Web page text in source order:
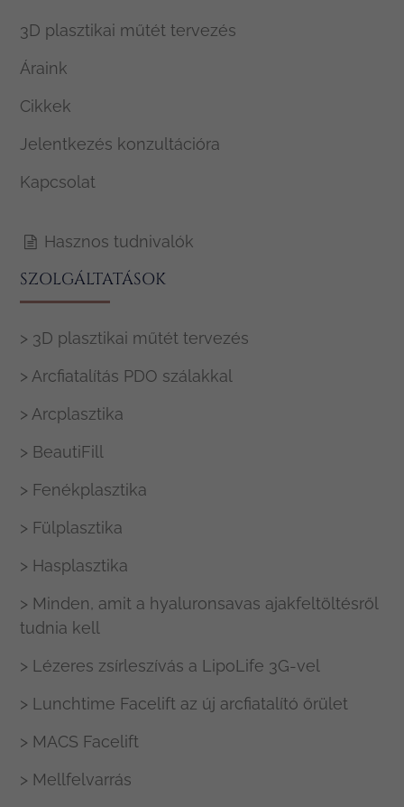
3D plasztikai műtét tervezés
Áraink
Cikkek
Jelentkezés konzultációra
Kapcsolat
Hasznos tudnivalók
SZOLGÁLTATÁSOK
> 3D plasztikai műtét tervezés
> Arcfiatalítás PDO szálakkal
> Arcplasztika
> BeautiFill
> Fenékplasztika
> Fülplasztika
> Hasplasztika
> Minden, amit a hyaluronsavas ajakfeltöltésről
tudnia kell
> Lézeres zsírleszívás a LipoLife 3G-vel
> Lunchtime Facelift az új arcfiatalító őrület
> MACS Facelift
> Mellfelvarrás